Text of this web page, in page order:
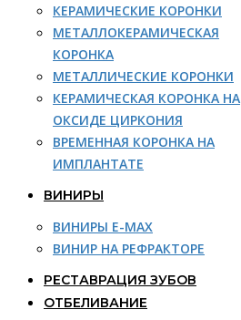
КЕРАМИЧЕСКИЕ КОРОНКИ
МЕТАЛЛОКЕРАМИЧЕСКАЯ
КОРОНКА
МЕТАЛЛИЧЕСКИЕ КОРОНКИ
КЕРАМИЧЕСКАЯ КОРОНКА НА
ОКСИДЕ ЦИРКОНИЯ
ВРЕМЕННАЯ КОРОНКА НА
ИМПЛАНТАТЕ
ВИНИРЫ
ВИНИРЫ E-MAX
ВИНИР НА РЕФРАКТОРЕ
РЕСТАВРАЦИЯ ЗУБОВ
ОТБЕЛИВАНИЕ